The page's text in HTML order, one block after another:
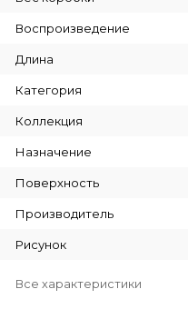
Воспроизведение
Длина
Категория
Коллекция
Назначение
Поверхность
Производитель
Рисунок
Все характеристики